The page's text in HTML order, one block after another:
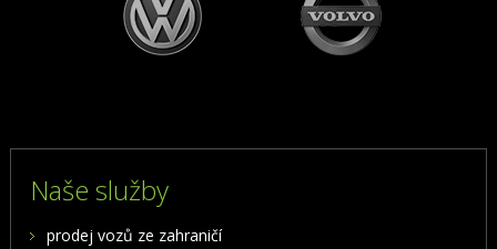
Naše služby
prodej vozů ze zahraničí